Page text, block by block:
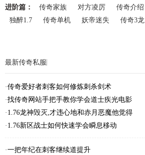
进阶篇： 传奇家族 对方凌厉
传奇介绍
独醉1.7
传奇单机 妖帝迷失 传奇3龙
最新传奇私服
·传奇爱好者刺客如何修炼刺杀剑术
·找传奇网站手把手教你学会道士疾光电影
· 1.76龙神毁灭,才违心地和赤月恶魔他觉得
· 1.76新区战士如何快速学会瞬息移动
·一把年纪在刺客继续道提升